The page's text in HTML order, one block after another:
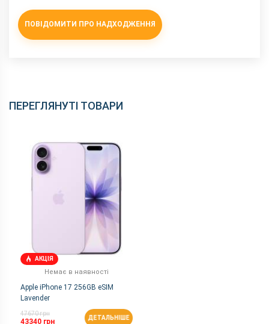
ПОВІДОМИТИ ПРО НАДХОДЖЕННЯ
ПЕРЕГЛЯНУТІ ТОВАРИ
АКЦІЯ
Немає в наявності
Apple iPhone 17 256GB eSIM
Lavender
47670 грн
43340 грн ДЕТАЛЬНІШЕ